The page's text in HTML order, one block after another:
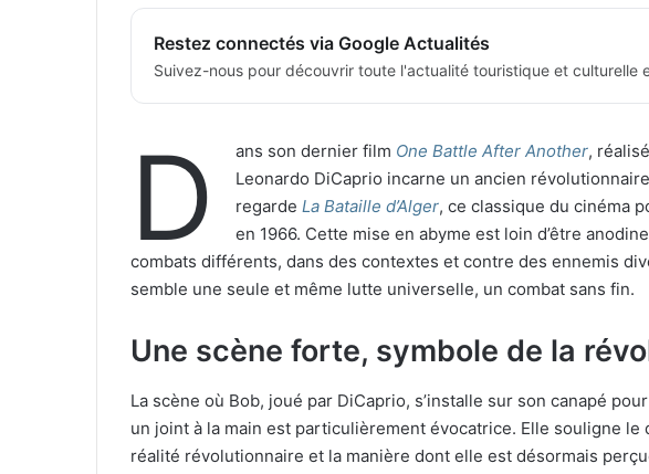
Restez connectés via Google Actualités
Suivez-nous pour découvrir toute l'actualité touristique et culturelle
D ans son dernier film One Battle After Another,
Leonardo DiCaprio incarne un ancien
regarde La Bataille d’Alger, ce classique du cinéma
en 1966. Cette mise en abyme est loin d’être
combats différents, dans des contextes et contre des ennemis
semble une seule et même lutte universelle, un combat sans fin.
Une scène forte, symbole de la
La scène où Bob, joué par DiCaprio, s’installe sur son canapé
un joint à la main est particulièrement évocatrice. Elle souligne le
réalité révolutionnaire et la manière dont elle est désormais